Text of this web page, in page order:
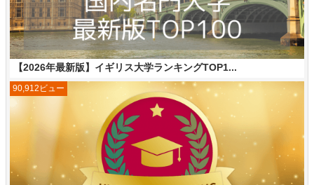
【2026年最新版】イギリス大学ランキングTOP1...
90,912ビュー